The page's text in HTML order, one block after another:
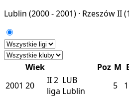
Lublin (2000 - 2001) · Rzeszów II
Wiek Poz M
2001 20 II2
liga
LUB
Lublin
5